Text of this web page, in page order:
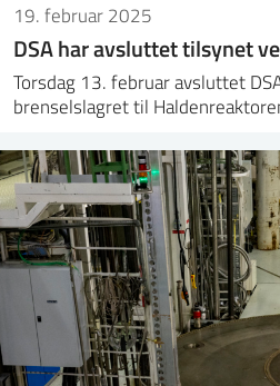
19. februar 2025
DSA har avsluttet tilsynet
Torsdag 13. februar avsluttet
brenselslagret til